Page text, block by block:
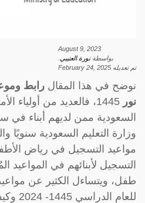
August 9, 2023
بواسطةنورة العتيبي
تم تعديله February 24, 2025
نوضح في هذا المقال رابط
نور
1445، فالعديد من أولياء
السعودية ممن لديهم أبناء في
وزارة التعليم السعودية سنويًا
مواعيد التسجيل في رياض
التسجيل لأبنائهم في
طفل، ويتساءل الكثير عن
للعام